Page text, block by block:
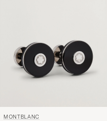
MONTBLANC